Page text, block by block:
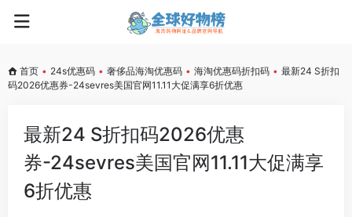
首页 • 24s优惠码 • 奢侈品海淘优惠码 • 海淘优惠码折扣码 • 最新24 S折扣
码2026优惠券-24sevres美国官网11.11大促满享6折优惠
最新24 S折扣码2026优惠
券-24sevres美国官网11.11大促满享
6折优惠